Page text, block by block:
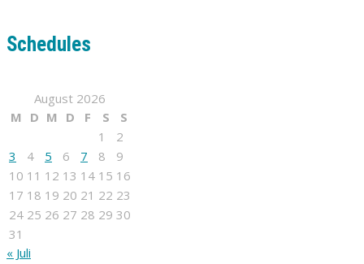
Schedules
August 2026
M D M D F S
S
1
2
3
4 5 6 7 8
9
10 11 12 13 14 15 16
17 18 19 20 21 22 23
24 25 26 27 28 29 30
31
« Juli